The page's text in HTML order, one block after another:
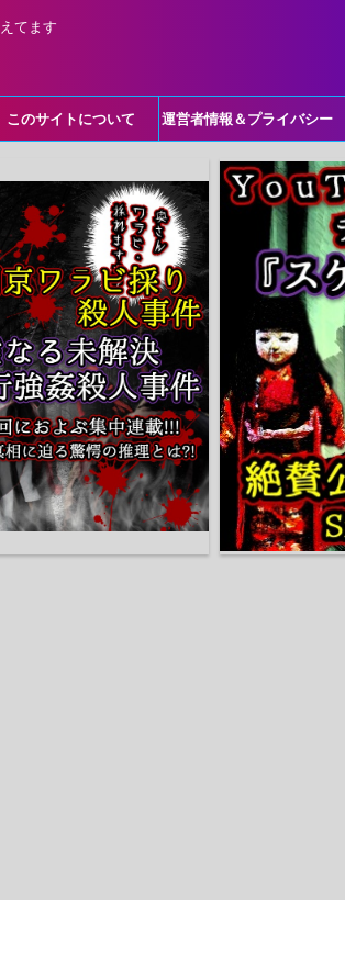
てます
このサイトについて 運営者情報＆プライバシー
ポリシー